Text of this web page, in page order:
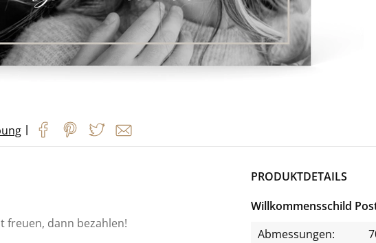
|
freuen, dann bezahlen!
PRODUKTDETAILS
Willkommensschild
Abmessungen: